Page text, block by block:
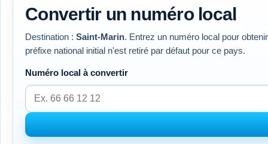
Convertir un numéro local
Destination : Saint-Marin. Entrez un numéro local pour
préfixe national initial n'est retiré par défaut pour ce pays.
Numéro local à convertir